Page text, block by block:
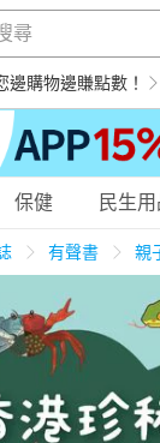
邊購物邊賺點數！
蛋糕 養生
家電 運動休
保健 民生
有聲書 親